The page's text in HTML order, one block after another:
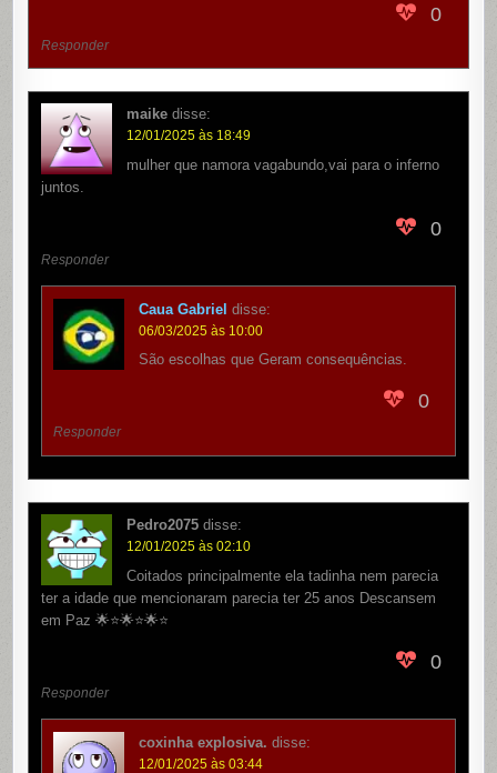
0
Responder
maike disse:
12/01/2025 às 18:49
mulher que namora vagabundo,vai para o inferno
juntos.
0
Responder
Caua Gabriel disse:
06/03/2025 às 10:00
São escolhas que Geram consequências.
0
Responder
Pedro2075 disse:
12/01/2025 às 02:10
Coitados principalmente ela tadinha nem parecia
ter a idade que mencionaram parecia ter 25 anos Descansem
em Paz 🌟⭐️🌟⭐️🌟⭐️
0
Responder
coxinha explosiva. disse:
12/01/2025 às 03:44